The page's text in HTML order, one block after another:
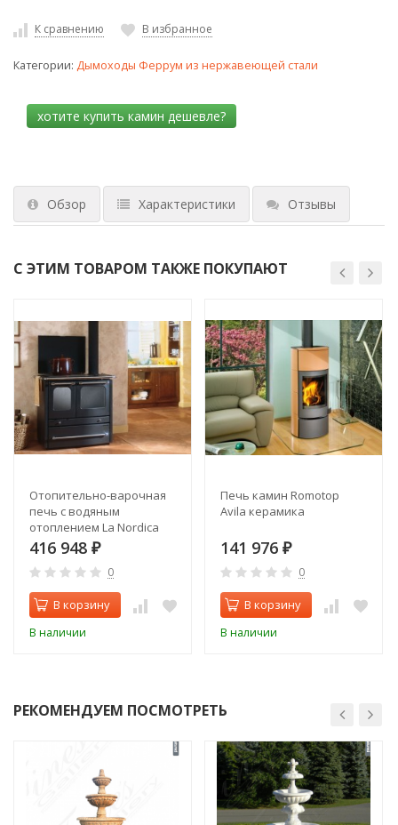
К сравнению В избранное
Категории: Дымоходы Феррум из нержавеющей стали
Обзор Характеристики Отзывы
С ЭТИМ ТОВАРОМ ТАКЖЕ ПОКУПАЮТ
Отопительно-варочная
печь с водяным
отоплением La Nordica
TERMOSOVRANA DSA
416 948 ₽
0
В корзину
В наличии
Печь камин Romotop
Avila керамика
141 976 ₽
0
В корзину
В наличии
РЕКОМЕНДУЕМ ПОСМОТРЕТЬ